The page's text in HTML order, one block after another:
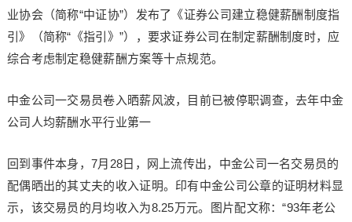
业协会（简称“中证协”）发布了《证券公司建立稳健薪酬制度指
引》（简称“《指引》”），要求证券公司在制定薪酬制度时，应
综合考虑制定稳健薪酬方案等十点规范。
中金公司一交易员卷入晒薪风波，目前已被停职调查，去年中金
公司人均薪酬水平行业第一
回到事件本身，7月28日，网上流传出，中金公司一名交易员的
配偶晒出的其丈夫的收入证明。印有中金公司公章的证明材料显
示，该交易员的月均收入为8.25万元。图片配文称：“93年老公